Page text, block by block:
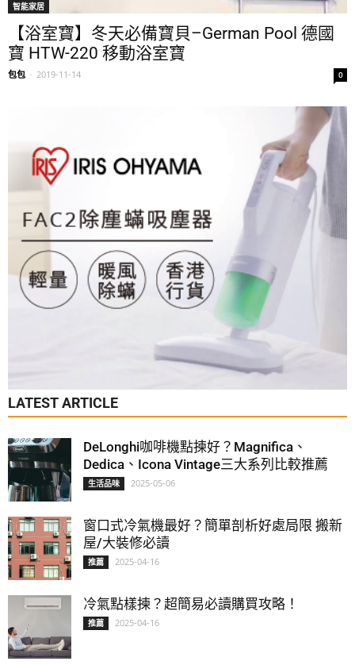
智能家居
【浴室寶】冬天必備寶貝–German Pool 德國
寶 HTW-220 移動浴室寶
包包 - 2019-11-14 0
LATEST ARTICLE
DeLonghi咖啡機點揀好？Magnifica、
Dedica、Icona Vintage三大系列比較推薦
生活品味 2025-05-06
窗口式冷氣機最好？簡單剖析好處局限 搬新
屋/大裝修必讀
推薦 2025-04-16
冷氣點樣揀？超簡易必讀購買攻略！
推薦 2025-04-16